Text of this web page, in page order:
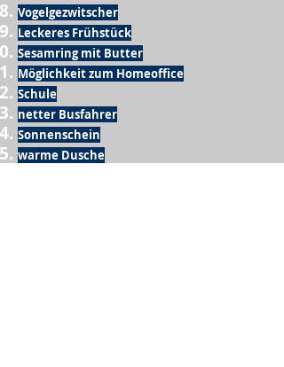
Vogelgezwitscher
Leckeres Frühstück
Sesamring mit Butter
Möglichkeit zum Homeoffice
Schule
netter Busfahrer
Sonnenschein
warme Dusche